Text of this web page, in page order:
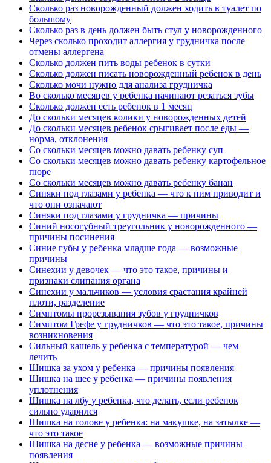
Сколько раз новорожденный должен ходить в туалет по
большому
Сколько раз в день должен быть стул у новорожденного
Через сколько проходит аллергия у грудничка после
отмены аллергена
Сколько должен пить воды ребенок в сутки
Сколько должен писать новорожденный ребенок в день
Сколько мочи нужно для анализа грудничка
Во сколько месяцев у ребенка начинают резаться зубы
Сколько должен есть ребенок в 1 месяц
До скольки месяцев колики у новорожденных детей
До скольки месяцев ребенок срыгивает после еды —
норма, отклонения
Со скольки месяцев можно давать ребенку суп
Cо скольки месяцев можно давать ребенку картофельное
пюре
Со скольки месяцев можно давать ребенку банан
Синяки под глазами у ребенка — что к ним приводит и
что они означают
Синяки под глазами у грудничка — причины
Синий носогубный треугольник у новорожденного —
причины посинения
Синие губы у ребенка младше года — возможные
причины
Синехии у девочек — что это такое, причины и
признаки слипания органа
Синехии у мальчиков — условия срастания крайней
плоти, разделение
Симптомы прорезывания зубов у грудничков
Симптом Грефе у грудничков — что это такое, причины
возникновения
Сильный кашель у ребенка с температурой — чем
лечить
Шишка за ухом у ребенка — причины появления
Шишка на шее у ребенка — причины появления
уплотнения
Шишка на лбу у ребенка, что делать, если ребенок
сильно ударился
Шишка на голове у ребенка: на макушке, на затылке —
что это такое
Шишка на десне у ребенка — возможные причины
появления